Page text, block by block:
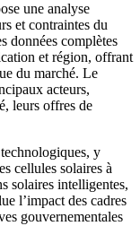
une analyse
et contraintes du
données complètes
et région, offrant
du marché. Le
acteurs,
leurs offres de
y
cellules solaires à
solaires intelligentes,
l’impact des cadres
gouvernementales